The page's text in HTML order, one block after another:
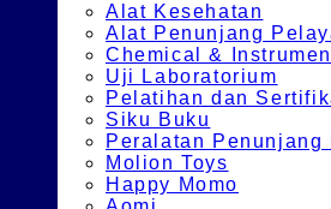
Alat Kesehatan
Alat Penunjang
Chemical &
Uji Laboratorium
Pelatihan dan
Siku Buku
Peralatan Penunjang
Molion Toys
Happy Momo